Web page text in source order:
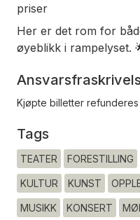
priser
Her er det rom for
øyeblikk i rampelyset.
Kjøpte billetter
Tags
TEATER FORESTILLING
KULTUR KUNST
MUSIKK KONSERT